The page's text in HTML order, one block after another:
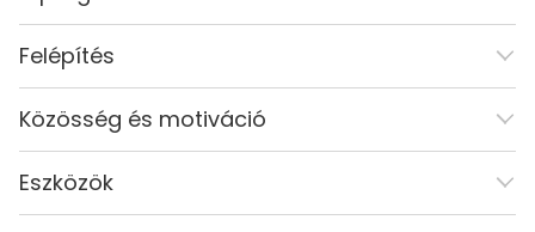
Felépítés
Közösség és motiváció
Eszközök